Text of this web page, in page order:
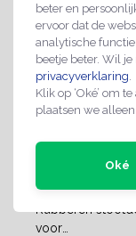
beter en
ervoor dat de
analytische
beetje beter. Wil
privacyverklaring
Klik op ‘Oké’ om
plaatsen we
Oké
Rubberen
voor